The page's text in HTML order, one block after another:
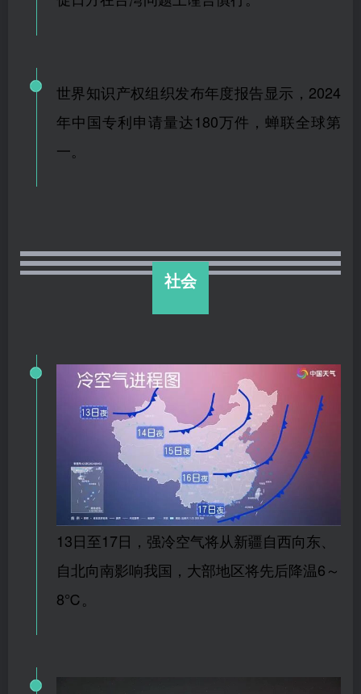
世界知识产权组织发布年度报告显示，2024
年中国专利申请量达180万件，蝉联全球第
一。
社会
13日至17日，强冷空气将从新疆自西向东、
自北向南影响我国，大部地区将先后降温6～
8℃。